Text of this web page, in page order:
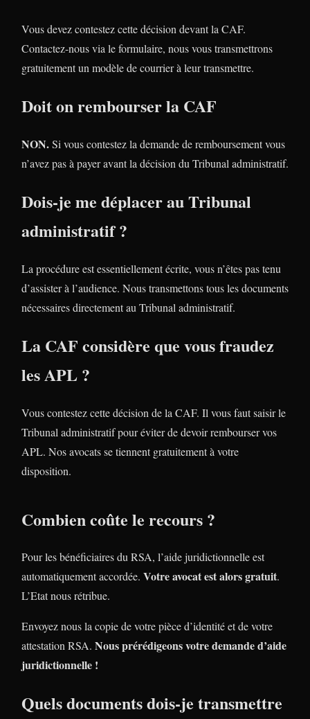
Vous devez contestez cette décision devant la CAF.
Contactez-nous via le formulaire, nous vous transmettrons
gratuitement un modèle de courrier à leur transmettre.
Doit on rembourser la CAF
NON.Si vous contestez la demande de remboursement vous
n’avez pas à payer avant la décision du Tribunal administratif.
Dois-je me déplacer au Tribunal
administratif ?
La procédure est essentiellement écrite, vous n’êtes pas tenu
d’assister à l’audience. Nous transmettons tous les documents
nécessaires directement au Tribunal administratif.
La CAF considère que vous fraudez
les APL ?
Vous contestez cette décision de la CAF. Il vous faut saisir le
Tribunal administratif pour éviter de devoir rembourser vos
APL. Nos avocats se tiennent gratuitement à votre
disposition.
Combien coûte le recours ?
Pour les bénéficiaires du RSA, l’aide juridictionnelle est
automatiquement accordée. Votre avocat est alors gratuit.
L’Etat nous rétribue.
Envoyez nous la copie de votre pièce d’identité et de votre
attestation RSA. Nous prérédigeons votre demande d’aide
juridictionnelle !
Quels documents dois-je transmettre